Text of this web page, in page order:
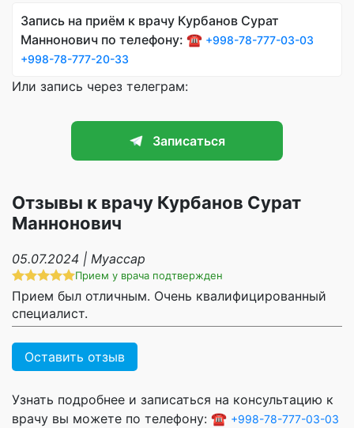
Запись на приём к врачу Курбанов Сурат
Маннонович по телефону: ☎️ +998-78-777-03-03
+998-78-777-20-33
Или запись через телеграм:
Записаться
Отзывы к врачу Курбанов Сурат
Маннонович
05.07.2024 | Муассар
Прием у врача подтвержден
Прием был отличным. Очень квалифицированный
специалист.
Оставить отзыв
Узнать подробнее и записаться на консультацию к
врачу вы можете по телефону: ☎️ +998-78-777-03-03